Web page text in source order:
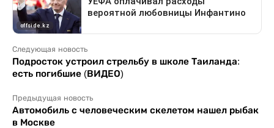
Следующая новость
Подросток устроил стрельбу в школе Таиланда:
есть погибшие (ВИДЕО)
Предыдущая новость
Автомобиль с человеческим скелетом нашел рыбак
в Москве